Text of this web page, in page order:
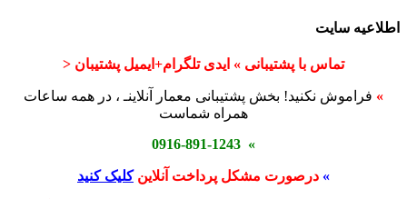
اطلاعیه سایت
تماس با پشتیبانی » ایدی تلگرام+ایمیل پشتیبان <
» فراموش نکنید! بخش پشتیبانی معمار آنلاینـ ، در همه ساعات
همراه شماست
» 0916-891-1243
» درصورت مشکل پرداخت آنلاینکلیک کنید